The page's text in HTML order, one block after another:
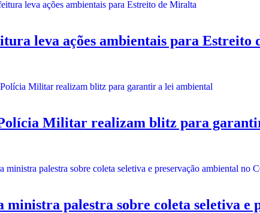
leva ações ambientais para Estreito
Militar realizam blitz para
palestra sobre coleta seletiva e